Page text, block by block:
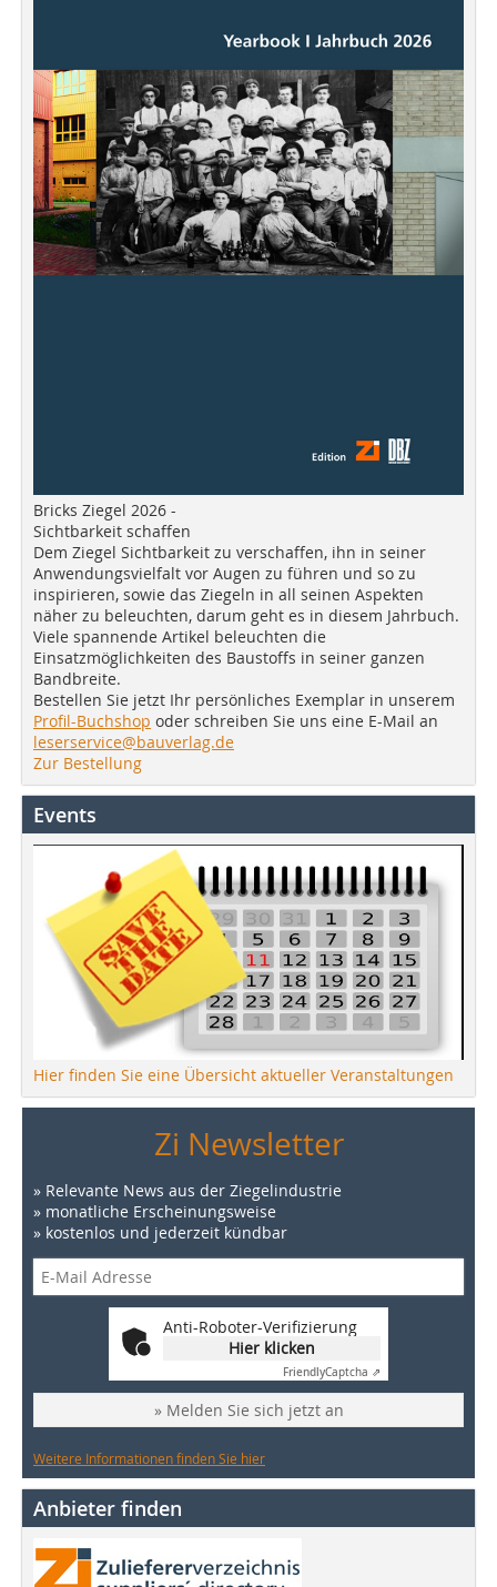
Bricks Ziegel 2026 -
Sichtbarkeit schaffen
Dem Ziegel Sichtbarkeit zu verschaffen, ihn in seiner
Anwendungsvielfalt vor Augen zu führen und so zu
inspirieren, sowie das Ziegeln in all seinen Aspekten
näher zu beleuchten, darum geht es in diesem Jahrbuch.
Viele spannende Artikel beleuchten die
Einsatzmöglichkeiten des Baustoffs in seiner ganzen
Bandbreite.
Bestellen Sie jetzt Ihr persönliches Exemplar in unserem
Profil-Buchshop oder schreiben Sie uns eine E-Mail an
leserservice@bauverlag.de
Zur Bestellung
Events
Hier finden Sie eine Übersicht aktueller Veranstaltungen
Zi Newsletter
» Relevante News aus der Ziegelindustrie
» monatliche Erscheinungsweise
» kostenlos und jederzeit kündbar
Anti-Roboter-Verifizierung
Hier klicken
FriendlyCaptcha ⇗
» Melden Sie sich jetzt an
Weitere Informationen finden Sie hier
Anbieter finden